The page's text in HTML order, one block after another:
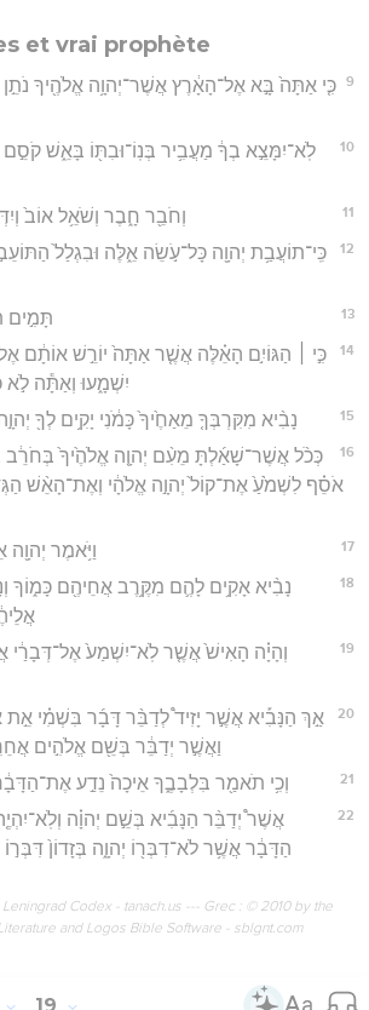
et vrai prophète
9
כִּ֤י אַתָּה֙ בָּ֣א אֶל־הָאָ֔רֶץ אֲשֶׁר־יְהוָ֥ה אֱלֹהֶ֖יךָ
10
לֹֽא־יִמָּצֵ֣א בְךָ֔ מַעֲבִ֥יר בְּנֽוֹ־וּבִתּ֖וֹ בָּאֵ֑שׁ
11 וְחֹבֵ֖ר חָ֑בֶר וְשֹׁאֵ֥ל אוֹב֙
12
כִּֽי־תוֹעֲבַ֥ת יְהוָ֖ה כָּל־עֹ֣שֵׂה אֵ֑לֶּה וּבִגְלַל֙
13 תָּמִ֣ים
14
כִּ֣י ׀ הַגּוֹיִ֣ם הָאֵ֗לֶּה אֲשֶׁ֤ר אַתָּה֙ יוֹרֵ֣שׁ אוֹתָ֔ם
יִשְׁמָ֑עוּ וְאַתָּ֕ה לֹ֣א
15 נָבִ֨יא מִקִּרְבְּךָ֤ מֵאַחֶ֙יךָ֙ כָּמֹ֔נִי יָקִ֥ים לְךָ֖
16
כְּכֹ֨ל אֲשֶׁר־שָׁאַ֜לְתָּ מֵעִ֨ם יְהוָ֤ה אֱלֹהֶ֙יךָ֙ בְּחֹרֵ֔ב
אֹסֵ֗ף לִשְׁמֹ֙עַ֙ אֶת־קוֹל֙ יְהוָ֣ה אֱלֹהָ֔י וְאֶת־הָאֵ֨שׁ
17 וַיֹּ֥אמֶר יְהוָ֖ה
18
נָבִ֨יא אָקִ֥ים לָהֶ֛ם מִקֶּ֥רֶב אֲחֵיהֶ֖ם כָּמ֑וֹךָ
19
וְהָיָ֗ה הָאִישׁ֙ אֲשֶׁ֤ר לֹֽא־יִשְׁמַע֙ אֶל־דְּבָרַ֔י
20
אַ֣ךְ הַנָּבִ֡יא אֲשֶׁ֣ר יָזִיד֩ לְדַבֵּ֨ר דָּבָ֜ר בִּשְׁמִ֗י אֵ֣ת
וַאֲשֶׁ֣ר יְדַבֵּ֔ר בְּשֵׁ֖ם אֱלֹהִ֣ים
21 וְכִ֥י תֹאמַ֖ר בִּלְבָבֶ֑ךָ אֵיכָה֙ נֵדַ֣ע
22
אֲשֶׁר֩ יְדַבֵּ֨ר הַנָּבִ֜יא בְּשֵׁ֣ם יְהוָ֗ה
הַדָּבָ֔ר אֲשֶׁ֥ר לֹא־דִבְּר֖וֹ יְהוָ֑ה בְּזָדוֹן֙ דִּבְּר֣וֹ
Codex - tanach.us --- Grec : © 2010 by the
and Logos Bible Software - sblgnt.com
19